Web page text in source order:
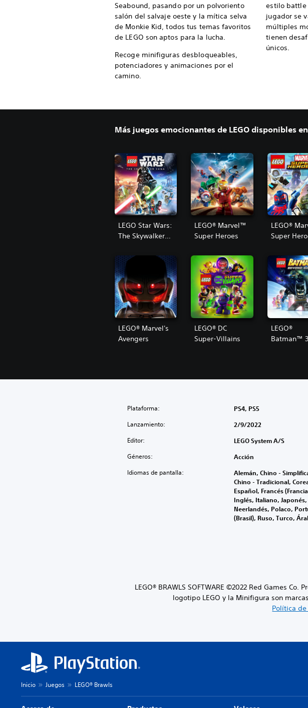
Seabound, pasando por un polvoriento
salón del salvaje oeste y la mítica selva
de Monkie Kid, todos tus temas favoritos
de LEGO son aptos para la lucha.
Recoge minifiguras desbloqueables,
potenciadores y animaciones por el
camino.
estilo battle
jugador se
múltiples
tienen
únicos.
Más juegos emocionantes de LEGO disponibles
LEGO Star Wars:
The Skywalker
LEGO® Marvel™
Super Heroes
LEGO®
Super
LEGO® Marvel's
Avengers
LEGO® DC
Super-Villains
LEGO®
Batman™
Plataforma: PS4, PS5
Lanzamiento: 2/9/2022
Editor: LEGO System A/S
Géneros: Acción
Idiomas de pantalla:
Alemán, Chino -
Chino - Tradicional,
Español, Francés
Inglés, Italiano, Japonés,
Neerlandés, Polaco,
(Brasil), Ruso, Turco,
LEGO® BRAWLS SOFTWARE ©2022 Red Games
logotipo LEGO y la Minifigura son
Política
Inicio Juegos LEGO® Brawls